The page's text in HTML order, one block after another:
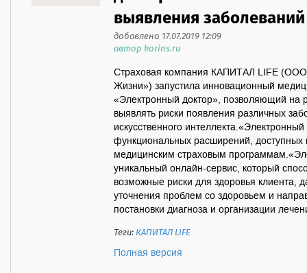
выявления заболеваний
добавлено 17.07.2019 12:09
автор korins.ru
Страховая компания КАПИТАЛ LIFE
Жизни») запустила инновационный
«Электронный доктор», позволяющий на
выявлять риски появления различных
искусственного
функциональных расширений,
медицинским страховым
уникальный онлайн-сервис, который
возможные риски для здоровья клиента,
уточнения проблем со здоровьем и
постановки диагноза и организации
Теги:КАПИТАЛ LIFE
Полная версия